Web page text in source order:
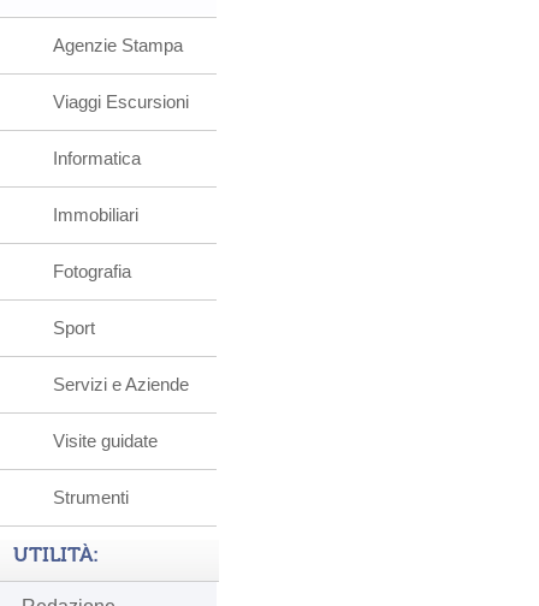
Agenzie Stampa
Viaggi Escursioni
Informatica
Immobiliari
Fotografia
Sport
Servizi e Aziende
Visite guidate
Strumenti
UTILITÀ: